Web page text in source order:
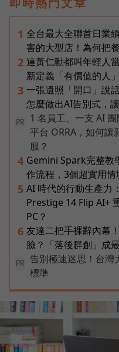
1 全台最大全聯首日業
害的大型店！為何把
2 連黃仁勳都叫年輕人
新定義「有價值的人
3 一張遺照「開口」說
怎麼做出AI告別式，
PR
1 名員工、一支 AI
平台 ORRA，如何讓
服？
4 Gemini Spark完整教
作流程，3個超實用情
5 AI 時代的行動生產力
Prestige 14 Flip AI+
PC？
6 友達二把手裸辭內幕
臉？「落後群創」成
PR
告別極速迷思！台灣
標準